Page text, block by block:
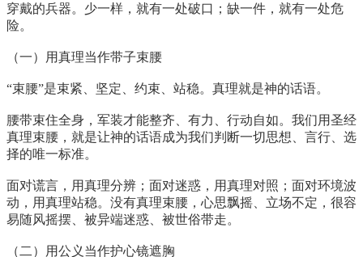
穿戴的兵器。少一样，就有一处破口；缺一件，就有一处危
险。
（一）用真理当作带子束腰
“束腰”是束紧、坚定、约束、站稳。真理就是神的话语。
腰带束住全身，军装才能整齐、有力、行动自如。我们用圣经
真理束腰，就是让神的话语成为我们判断一切思想、言行、选
择的唯一标准。
面对谎言，用真理分辨；面对迷惑，用真理对照；面对环境波
动，用真理站稳。没有真理束腰，心思飘摇、立场不定，很容
易随风摇摆、被异端迷惑、被世俗带走。
（二）用公义当作护心镜遮胸